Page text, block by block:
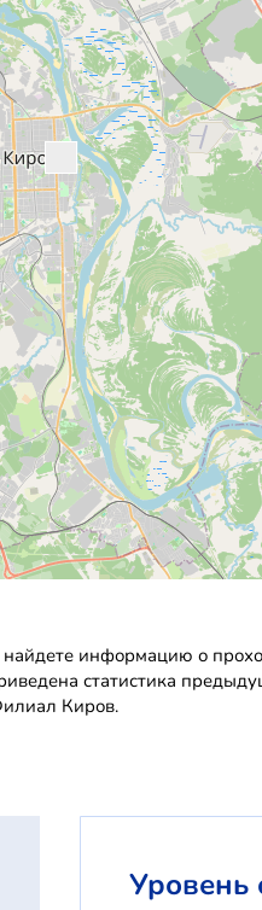
информацию о
статистика
Киров.
Уровень